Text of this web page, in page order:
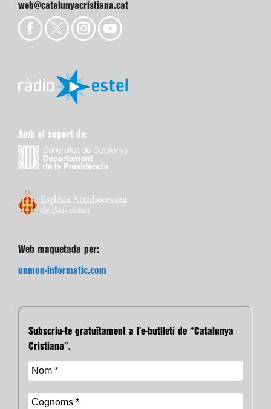
web@catalunyacristiana.cat
Amb el suport de:
Web maquetada per:
unmon-informatic.com
Subscriu-te gratuïtament a l’e-butlletí de “Catalunya
Cristiana”.